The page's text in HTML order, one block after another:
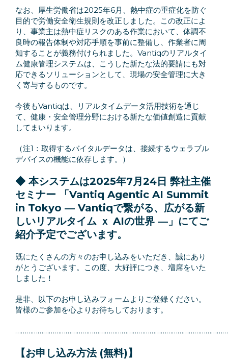
なお、厚生労働省は2025年6月、熱中症の重症化を防ぐ
目的で労働安全衛生規則を改正しました。この改正によ
り、事業主は熱中症リスクのある作業において、体調不
良時の報告体制や対応手順を事前に整備し、作業者に周
知することが義務付けられました。Vantiqのリアルタイ
ム健康管理システムは、こうした新たな法的要請にも対
応できるソリューションとして、現場の安全管理に大き
く寄与するものです。
今後もVantiqは、リアルタイムデータ活用技術を通じ
て、健康・安全管理分野における新たな価値創造に貢献
してまいります。
（注1：取得するバイタルデータは、接続するウェラブル
デバイスの機能に依存します。）
◆ 本システムは2025年7月24日 弊社主催
セミナー 「Vantiq Agentic AI Summit
in Tokyo ― Vantiqで繋がる、広がる新
しいリアルタイム ｘ AIの世界 ―」にてご
紹介予定でございます。
既にたくさんの方々のお申し込みをいただき、誠にあり
がとうございます。この度、大好評につき、増席をいた
しました！
是非、以下のお申し込みフォームよりご登録ください。
皆様のご参加を心よりお待ちしております。
……………………………………………………………………………………………………
【お申し込み⽅法 (無料)】